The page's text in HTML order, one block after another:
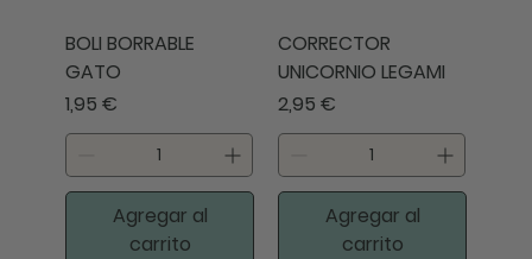
BOLI BORRABLE
GATO
Precio
1,95 €
Agregar al
carrito
CORRECTOR
UNICORNIO LEGAMI
Precio
2,95 €
Agregar al
carrito